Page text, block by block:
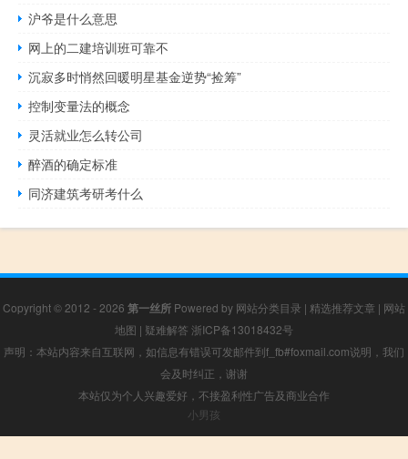
沪爷是什么意思
网上的二建培训班可靠不
沉寂多时悄然回暖明星基金逆势“捡筹”
控制变量法的概念
灵活就业怎么转公司
醉酒的确定标准
同济建筑考研考什么
Copyright © 2012 - 2026 第一丝所 Powered by 网站分类目录 | 精选推荐文章 | 网站
地图 | 疑难解答 浙ICP备13018432号
声明：本站内容来自互联网，如信息有错误可发邮件到f_fb#foxmail.com说明，我们
会及时纠正，谢谢
本站仅为个人兴趣爱好，不接盈利性广告及商业合作
小男孩